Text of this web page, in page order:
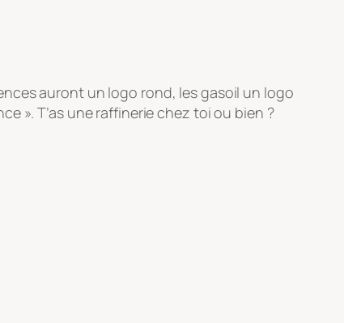
auront un logo rond, les gasoil un logo
». T’as une raffinerie chez toi ou bien ?